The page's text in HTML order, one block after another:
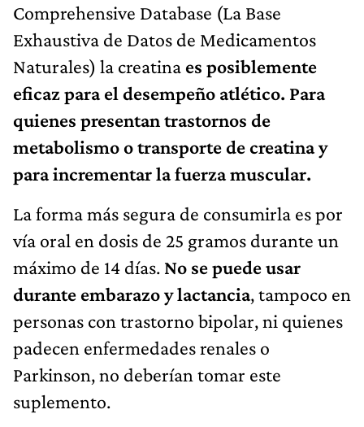
Comprehensive Database (La Base
Exhaustiva de Datos de Medicamentos
Naturales) la creatina es posiblemente
eficaz para el desempeño atlético. Para
quienes presentan trastornos de
metabolismo o transporte de creatina y
para incrementar la fuerza muscular.
La forma más segura de consumirla es por
vía oral en dosis de 25 gramos durante un
máximo de 14 días. No se puede usar
durante embarazo y lactancia, tampoco en
personas con trastorno bipolar, ni quienes
padecen enfermedades renales o
Parkinson, no deberían tomar este
suplemento.